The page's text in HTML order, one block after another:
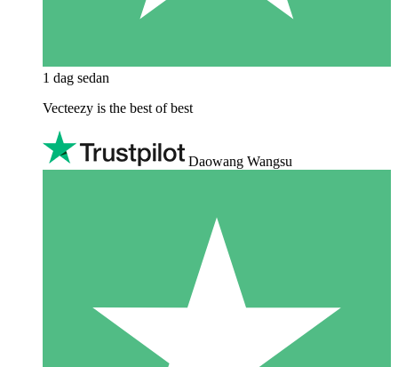
1 dag sedan
Vecteezy is the best of best
Daowang Wangsu